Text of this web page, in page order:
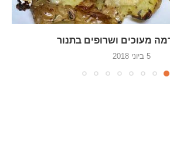
מעוכים ושרופים בתנור
5 ביוני 2018